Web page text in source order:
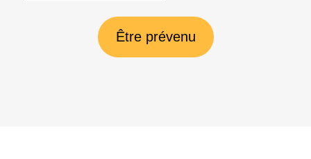
Être prévenu